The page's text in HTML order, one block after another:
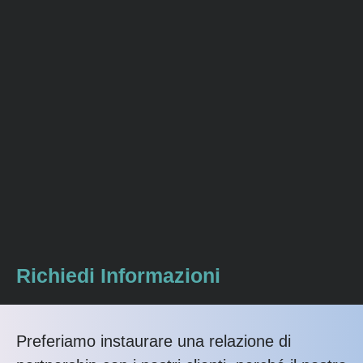
Richiedi Informazioni
Preferiamo instaurare una relazione di